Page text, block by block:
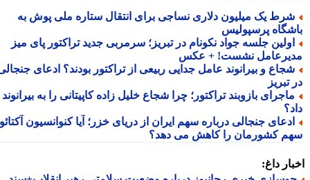
یک میلیون دلاری نساجی برای انتقال ستاره ملی پوش به
پرسپولیس
جلسه جواد نکونام در تبریز؛ سرمربی جدید تراکتور پای میز
نشست! + عکس
و بیرانوند عامل جدایی ربیعی از تراکتور بودند؟ ادعای جنجالی
تبریز
بازوبند تراکتور؛ چرا شجاع خلیل زاده کاپیتانی را به بیرانوند
جنجالی درباره سهم ایران از دریای خزر؛ آیا کنوانسیون آکتائو
کشورمان را کاهش می دهد؟
داغ: